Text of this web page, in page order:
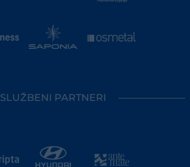
SLUŽBENI PARTNERI